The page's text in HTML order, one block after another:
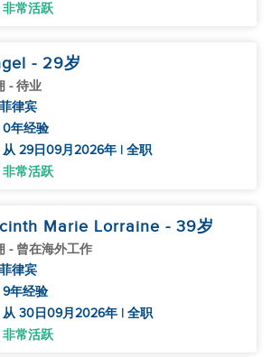
非常活跃
- 29岁
- 待业
菲律宾
0年经验
从 29日09月2026年 | 全职
非常活跃
Marie Lorraine - 39岁
- 曾在海外工作
菲律宾
9年经验
从 30日09月2026年 | 全职
非常活跃